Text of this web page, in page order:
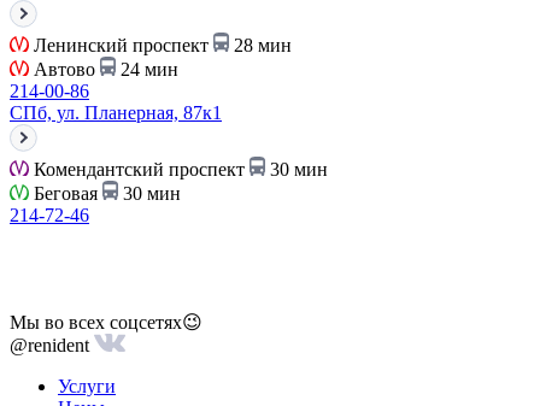
Ленинский проспект
28 мин
Автово
24 мин
214-00-86
СПб, ул. Планерная, 87к1
Комендантский проспект
30 мин
Беговая
30 мин
214-72-46
Мы во всех соцсетях😉
@renident
Услуги